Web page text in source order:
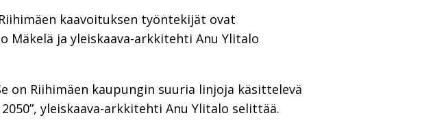
kaavoituksen työntekijät ovat
Mäkelä ja yleiskaava-arkkitehti Anu Ylitalo
on Riihimäen kaupungin suuria linjoja käsittelevä
yleiskaava-arkkitehti Anu Ylitalo selittää.